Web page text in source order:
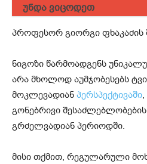
უნდა ვიცოდეთ
პროფესორ გიორგი ფხაკაძის
ნიგოზი წარმოადგენს
არა მხოლოდ აუმჯობესებს
მოკლევადიან პერსპექტივაში
გონებრივი შესაძლებლობების
გრძელვადიან პერიოდში.
მისი თქმით, რეგულარული